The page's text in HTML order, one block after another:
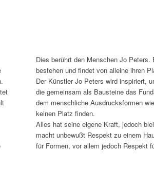
Dies berührt den Menschen Jo
bestehen und findet von alleine ihren
Der Künstler Jo Peters wird inspiriert,
die gemeinsam als Bausteine das
dem menschliche Ausdrucksformen
keinen Platz finden.
Alles hat seine eigene Kraft, jedoch
macht unbewußt Respekt zu einem
für Formen, vor allem jedoch Respekt